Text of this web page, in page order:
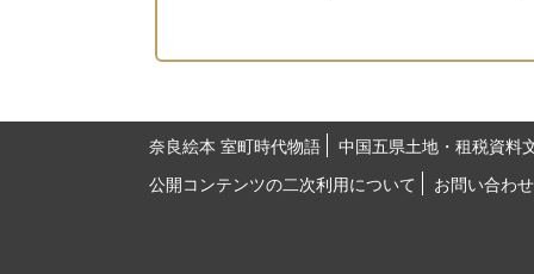
奈良絵本 室町時代物語
中国五県土地・租税資料
公開コンテンツの二次利用について
お問い合わせ